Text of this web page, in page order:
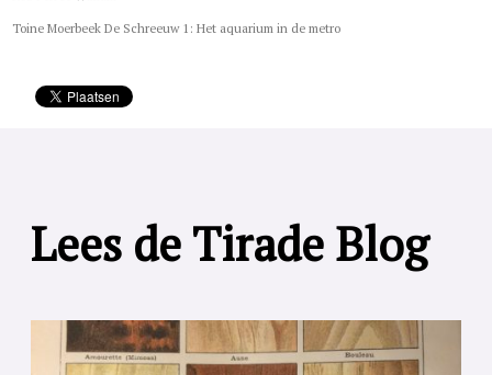
Toine Moerbeek De Schreeuw 1: Het aquarium in de metro
Lees de Tirade Blog